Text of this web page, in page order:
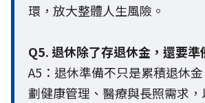
環，放大整體人生風險。
Q5. 退休除了存退休金，還要準
A5：退休準備不只是累積退休
劃健康管理、醫療與長照需求